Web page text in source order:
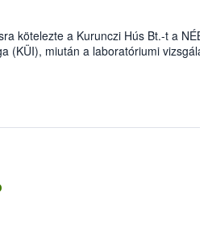
kötelezte a Kurunczi Hús Bt.-t a
(KÜI), miután a laboratóriumi
megjelöléssel kacsamájat
és a hazai baromfiágazat védelme
vizsgálta az elmúlt időszakban a
mint 2 tonna, mintegy 10 millió forint